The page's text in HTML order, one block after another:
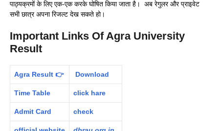
पाठ्यक्रमों के लिए एक-एक करके घोषित किया जाता है। अब रेगुलर और प्राइवेट
सभी छात्र अपना रिजल्ट देख सकते हो।
Important Links Of Agra University
Result
Agra Result 👉 Download
Time Table click hare
Admit Card check